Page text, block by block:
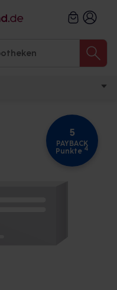
5
PAYBACK
Punkte 4